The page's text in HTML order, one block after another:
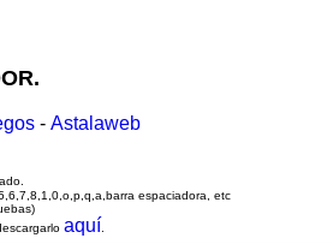
- Astalaweb
espaciadora, etc
aquí